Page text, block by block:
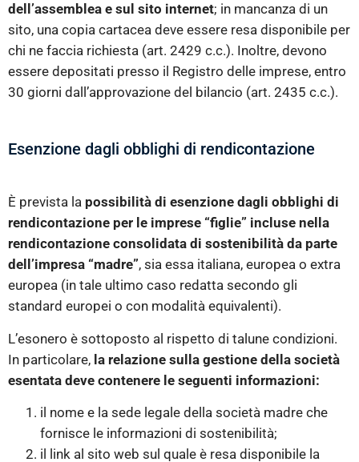
dell’assemblea e sul sito internet; in mancanza di un
sito, una copia cartacea deve essere resa disponibile per
chi ne faccia richiesta (art. 2429 c.c.). Inoltre, devono
essere depositati presso il Registro delle imprese, entro
30 giorni dall’approvazione del bilancio (art. 2435 c.c.).
Esenzione dagli obblighi di rendicontazione
È prevista la possibilità di esenzione dagli obblighi di
rendicontazione per le imprese “figlie” incluse nella
rendicontazione consolidata di sostenibilità da parte
dell’impresa “madre”, sia essa italiana, europea o extra
europea (in tale ultimo caso redatta secondo gli
standard europei o con modalità equivalenti).
L’esonero è sottoposto al rispetto di talune condizioni.
In particolare, la relazione sulla gestione della società
esentata deve contenere le seguenti informazioni:
il nome e la sede legale della società madre che
fornisce le informazioni di sostenibilità;
il link al sito web sul quale è resa disponibile la